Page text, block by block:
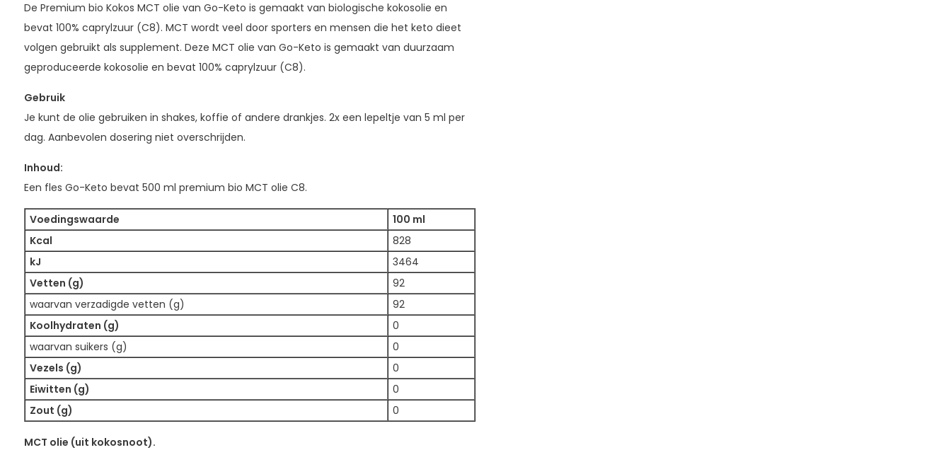
De Premium bio Kokos MCT olie van Go-Keto is gemaakt van biologische kokosolie en
bevat 100% caprylzuur (C8). MCT wordt veel door sporters en mensen die het keto dieet
volgen gebruikt als supplement. Deze MCT olie van Go-Keto is gemaakt van duurzaam
geproduceerde kokosolie en bevat 100% caprylzuur (C8).
Gebruik
Je kunt de olie gebruiken in shakes, koffie of andere drankjes. 2x een lepeltje van 5 ml per
dag. Aanbevolen dosering niet overschrijden.
Inhoud:
Een fles Go-Keto bevat 500 ml premium bio MCT olie C8.
Voedingswaarde
100 ml
Kcal
828
kJ
3464
Vetten (g)
92
waarvan verzadigde vetten (g)
92
Koolhydraten (g)
0
waarvan suikers (g)
0
Vezels (g)
0
Eiwitten (g)
0
Zout (g)
0
MCT olie (uit kokosnoot).